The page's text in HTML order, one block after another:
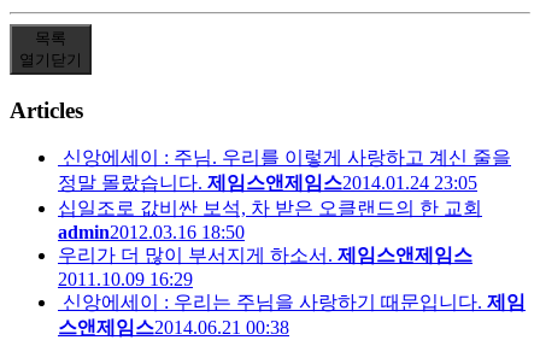
목록
열기 닫기
Articles
신앙에세이 : 주님. 우리를 이렇게 사랑하고 계신 줄을
정말 몰랐습니다. 제임스앤제임스2014.01.24 23:05
십일조로 값비싼 보석, 차 받은 오클랜드의 한 교회
admin2012.03.16 18:50
우리가 더 많이 부서지게 하소서. 제임스앤제임스
2011.10.09 16:29
신앙에세이 : 우리는 주님을 사랑하기 때문입니다. 제임
스앤제임스2014.06.21 00:38